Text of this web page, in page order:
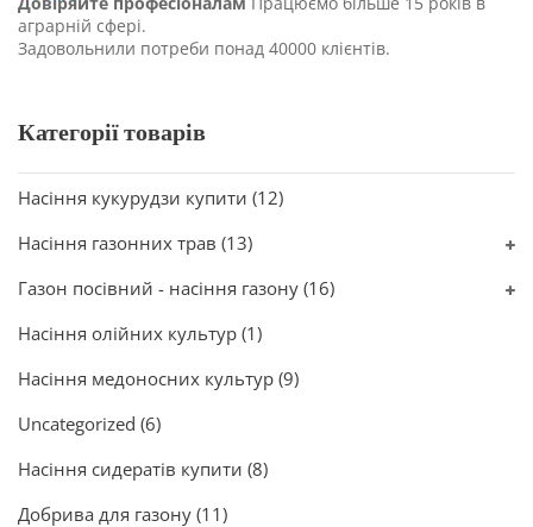
аграрній сфері.
Задовольнили потреби понад 40000 клієнтів.
Категорії товарів
Насіння кукурудзи купити (12)
Насіння газонних трав (13)
Газон посівний - насіння газону (16)
Насіння олійних культур (1)
Насіння медоносних культур (9)
Uncategorized (6)
Насіння сидератів купити (8)
Добрива для газону (11)